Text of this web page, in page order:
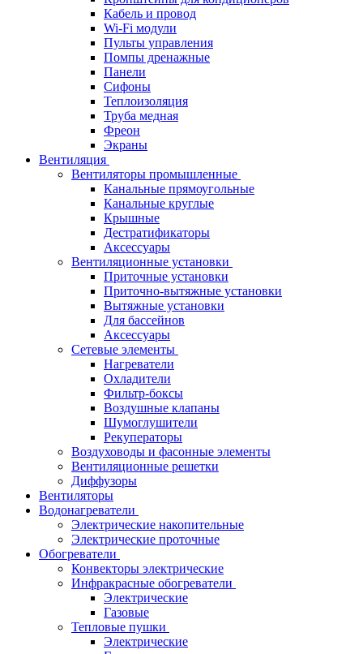
Кабель и провод
Wi-Fi модули
Пульты управления
Помпы дренажные
Панели
Сифоны
Теплоизоляция
Труба медная
Фреон
Экраны
Вентиляция
Вентиляторы промышленные
Канальные прямоугольные
Канальные круглые
Крышные
Дестратификаторы
Аксессуары
Вентиляционные установки
Приточные установки
Приточно-вытяжные установки
Вытяжные установки
Для бассейнов
Аксессуары
Сетевые элементы
Нагреватели
Охладители
Фильтр-боксы
Воздушные клапаны
Шумоглушители
Рекуператоры
Воздуховоды и фасонные элементы
Вентиляционные решетки
Диффузоры
Вентиляторы
Водонагреватели
Электрические накопительные
Электрические проточные
Обогреватели
Конвекторы электрические
Инфракрасные обогреватели
Электрические
Газовые
Тепловые пушки
Электрические